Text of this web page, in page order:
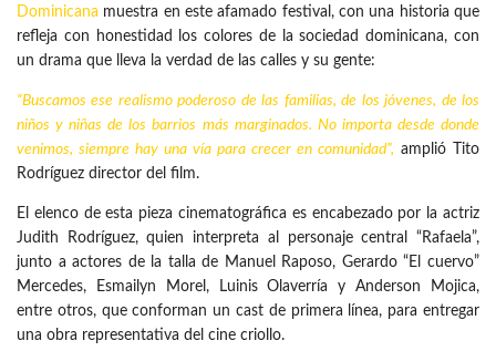
Dominicana muestra en este afamado festival, con una historia que
refleja con honestidad los colores de la sociedad dominicana, con
un drama que lleva la verdad de las calles y su gente:
“Buscamos ese realismo poderoso de las familias, de los jóvenes, de los
niños y niñas de los barrios más marginados. No importa desde donde
venimos, siempre hay una vía para crecer en comunidad”, amplió Tito
Rodríguez director del film.
El elenco de esta pieza cinematográfica es encabezado por la actriz
Judith Rodríguez, quien interpreta al personaje central “Rafaela”,
junto a actores de la talla de Manuel Raposo, Gerardo “El cuervo”
Mercedes, Esmailyn Morel, Luinis Olaverría y Anderson Mojica,
entre otros, que conforman un cast de primera línea, para entregar
una obra representativa del cine criollo.